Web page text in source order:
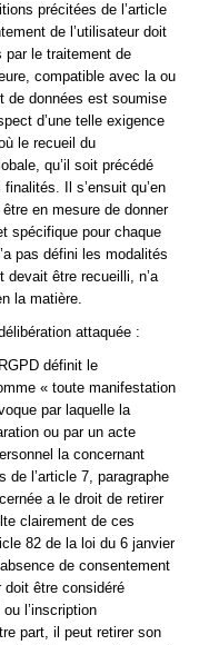
précitées de l’article
de l’utilisateur doit
par le traitement de
compatible avec la ou
de données est soumise
d’une telle exigence
le recueil du
qu’il soit précédé
Il s’ensuit qu’en
en mesure de donner
spécifique pour chaque
pas défini les modalités
être recueilli, n’a
la matière.
attaquée :
définit le
« toute manifestation
par laquelle la
ou par un acte
la concernant
de l’article 7, paragraphe
a le droit de retirer
clairement de ces
82 de la loi du 6 janvier
de consentement
doit être considéré
l’inscription
part, il peut retirer son